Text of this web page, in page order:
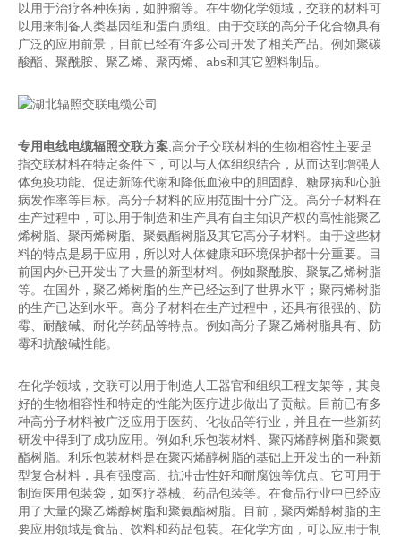
以用于治疗各种疾病，如肿瘤等。在生物化学领域，交联的材料可
以用来制备人类基因组和蛋白质组。由于交联的高分子化合物具有
广泛的应用前景，目前已经有许多公司开发了相关产品。例如聚碳
酸酯、聚酰胺、聚乙烯、聚丙烯、abs和其它塑料制品。
专用电线电缆辐照交联方案,高分子交联材料的生物相容性主要是
指交联材料在特定条件下，可以与人体组织结合，从而达到增强人
体免疫功能、促进新陈代谢和降低血液中的胆固醇、糖尿病和心脏
病发作率等目标。高分子材料的应用范围十分广泛。高分子材料在
生产过程中，可以用于制造和生产具有自主知识产权的高性能聚乙
烯树脂、聚丙烯树脂、聚氨酯树脂及其它高分子材料。由于这些材
料的特点是易于应用，所以对人体健康和环境保护都十分重要。目
前国内外已开发出了大量的新型材料。例如聚酰胺、聚氯乙烯树脂
等。在国外，聚乙烯树脂的生产已经达到了世界水平；聚丙烯树脂
的生产已达到水平。高分子材料在生产过程中，还具有很强的、防
霉、耐酸碱、耐化学药品等特点。例如高分子聚乙烯树脂具有、防
霉和抗酸碱性能。
在化学领域，交联可以用于制造人工器官和组织工程支架等，其良
好的生物相容性和特定的性能为医疗进步做出了贡献。目前已有多
种高分子材料被广泛应用于医药、化妆品等行业，并且在一些新药
研发中得到了成功应用。例如利乐包装材料、聚丙烯醇树脂和聚氨
酯树脂。利乐包装材料是在聚丙烯醇树脂的基础上开发出的一种新
型复合材料，具有强度高、抗冲击性好和耐腐蚀等优点。它可用于
制造医用包装袋，如医疗器械、药品包装等。在食品行业中已经应
用了大量的聚乙烯醇树脂和聚氨酯树脂。目前，聚丙烯醇树脂的主
要应用领域是食品、饮料和药品包装。在化学方面，可以应用于制